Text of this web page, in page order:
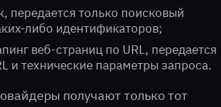
передается только поисковый
либо идентификаторов;
веб-страниц по URL, передается
и технические параметры запроса.
получают только тот